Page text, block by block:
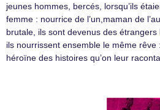
jeunes hommes, bercés, lorsqu’ils
femme : nourrice de l’un,maman de
brutale, ils sont devenus des étrangers
ils nourrissent ensemble le même rêve
héroïne des histoires qu’on leur